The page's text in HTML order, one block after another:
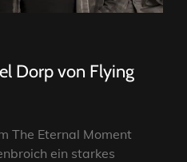
Dorp von Flying
The Eternal Moment
ein starkes